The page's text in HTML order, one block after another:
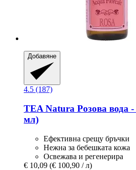
Добавяне
4.5 (187)
TEA Natura Розова вода
мл)
Ефективна срещу бръчки
Нежна за бебешката кожа
Освежава и регенерира
€ 10,09 (€ 100,90 / л)